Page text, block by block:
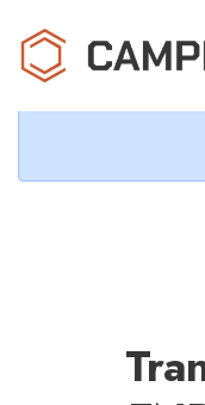
Cerramos en